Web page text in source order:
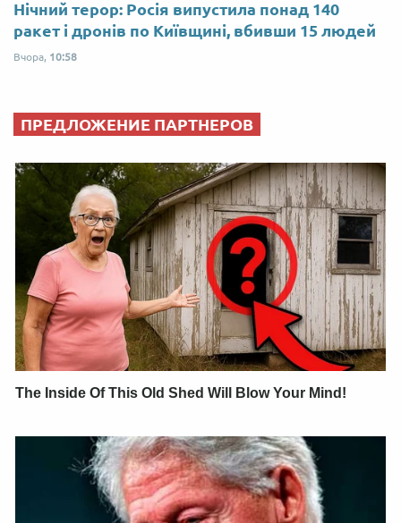
Нічний терор: Росія випустила понад 140
ракет і дронів по Київщині, вбивши 15 людей
Вчора, 10:58
ПРЕДЛОЖЕНИЕ ПАРТНЕРОВ
The Inside Of This Old Shed Will Blow Your Mind!